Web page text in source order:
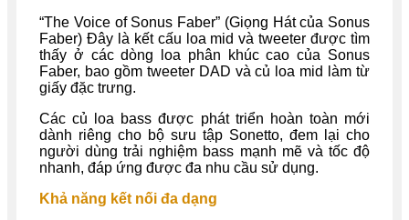
“The Voice of Sonus Faber” (Giọng Hát của Sonus
Faber) Đây là kết cấu loa mid và tweeter được tìm
thấy ở các dòng loa phân khúc cao của Sonus
Faber, bao gồm tweeter DAD và củ loa mid làm từ
giấy đặc trưng.
Các củ loa bass được phát triển hoàn toàn mới
dành riêng cho bộ sưu tập Sonetto, đem lại cho
người dùng trải nghiệm bass mạnh mẽ và tốc độ
nhanh, đáp ứng được đa nhu cầu sử dụng.
Khả năng kết nối đa dạng